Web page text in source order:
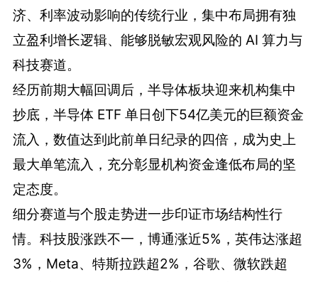
济、利率波动影响的传统行业，集中布局拥有独
立盈利增长逻辑、能够脱敏宏观风险的 AI 算力与
科技赛道。
经历前期大幅回调后，半导体板块迎来机构集中
抄底，半导体 ETF 单日创下54亿美元的巨额资金
流入，数值达到此前单日纪录的四倍，成为史上
最大单笔流入，充分彰显机构资金逢低布局的坚
定态度。
细分赛道与个股走势进一步印证市场结构性行
情。科技股涨跌不一，博通涨近5%，英伟达涨超
3%，Meta、特斯拉跌超2%，谷歌、微软跌超